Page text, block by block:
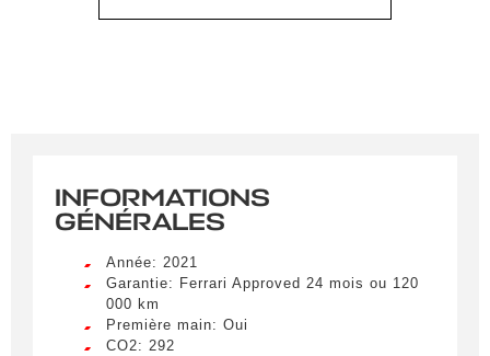
INFORMATIONS
GÉNÉRALES
Année: 2021
Garantie: Ferrari Approved 24 mois ou 120
000 km
Première main: Oui
CO2: 292